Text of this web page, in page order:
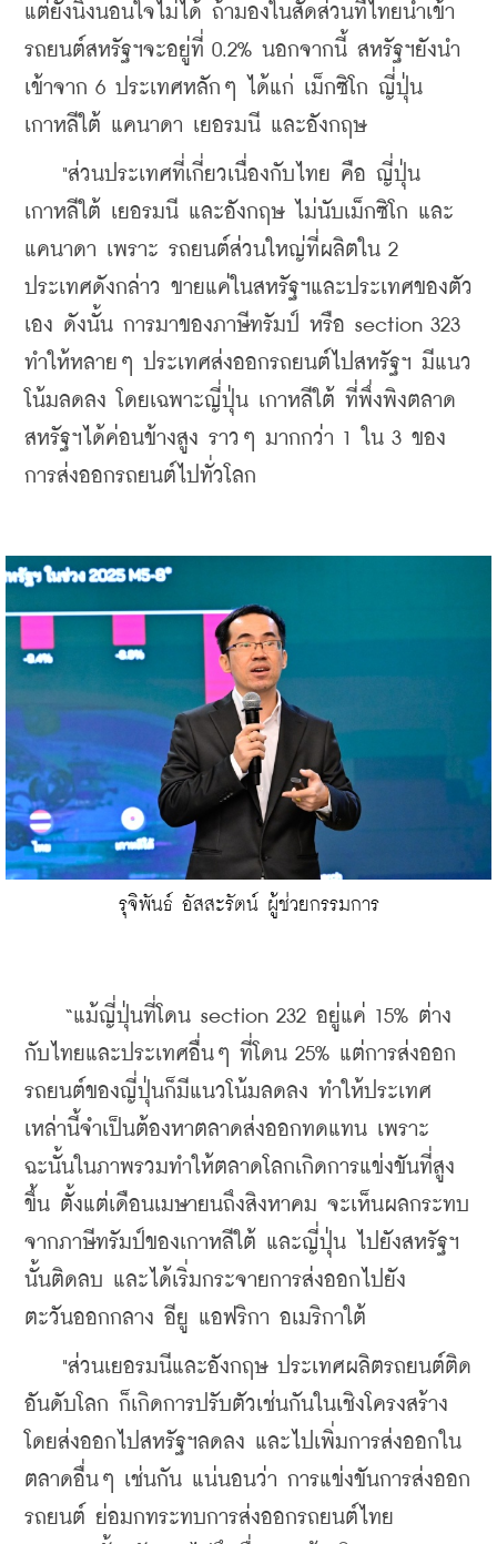
แต่ยังนิ่งนอนใจไม่ได้ ถ้ามองในสัดส่วนที่ไทยน้ำเข้า
รถยนต์สหรัฐฯจะอยู่ที่ 0.2% นอกจากนี้ สหรัฐฯยังนำ
เข้าจาก 6 ประเทศหลักๆ ได้แก่ เม็กซิโก ญี่ปุ่น
เกาหลีใต้ แคนาดา เยอรมนี และอังกฤษ
"ส่วนประเทศที่เกี่ยวเนื่องกับไทย คือ ญี่ปุ่น
เกาหลีใต้ เยอรมนี และอังกฤษ ไม่นับเม็กซิโก และ
แคนาดา เพราะ รถยนต์ส่วนใหญ่ที่ผลิตใน 2
ประเทศดังกล่าว ขายแค่ในสหรัฐฯและประเทศของตัว
เอง ดังนั้น การมาของภาษีทรัมป์ หรือ section 323
ทำให้หลายๆ ประเทศส่งออกรถยนต์ไปสหรัฐฯ มีแนว
โน้มลดลง โดยเฉพาะญี่ปุ่น เกาหลีใต้ ที่พึ่งพิงตลาด
สหรัฐฯได้ค่อนข้างสูง ราวๆ มากกว่า 1 ใน 3 ของ
การส่งออกรถยนต์ไปทั่วโลก
รุจิพันธ์ อัสสะรัตน์ ผู้ช่วยกรรมการ
“แม้ญี่ปุ่นที่โดน section 232 อยู่แค่ 15% ต่าง
กับไทยและประเทศอื่นๆ ที่โดน 25% แต่การส่งออก
รถยนต์ของญี่ปุ่นก็มีแนวโน้มลดลง ทำให้ประเทศ
เหล่านี้จำเป็นต้องหาตลาดส่งออกทดแทน เพราะ
ฉะนั้นในภาพรวมทำให้ตลาดโลกเกิดการแข่งขันที่สูง
ขึ้น ตั้งแต่เดือนเมษายนถึงสิงหาคม จะเห็นผลกระทบ
จากภาษีทรัมป์ของเกาหลีใต้ และญี่ปุ่น ไปยังสหรัฐฯ
นั้นติดลบ และได้เริ่มกระจายการส่งออกไปยัง
ตะวันออกกลาง อียู แอฟริกา อเมริกาใต้
"ส่วนเยอรมนีและอังกฤษ ประเทศผลิตรถยนต์ติด
อันดับโลก ก็เกิดการปรับตัวเช่นกันในเชิงโครงสร้าง
โดยส่งออกไปสหรัฐฯลดลง และไปเพิ่มการส่งออกใน
ตลาดอื่นๆ เช่นกัน แน่นอนว่า การแข่งขันการส่งออก
รถยนต์ ย่อมกทระทบการส่งออกรถยนต์ไทย